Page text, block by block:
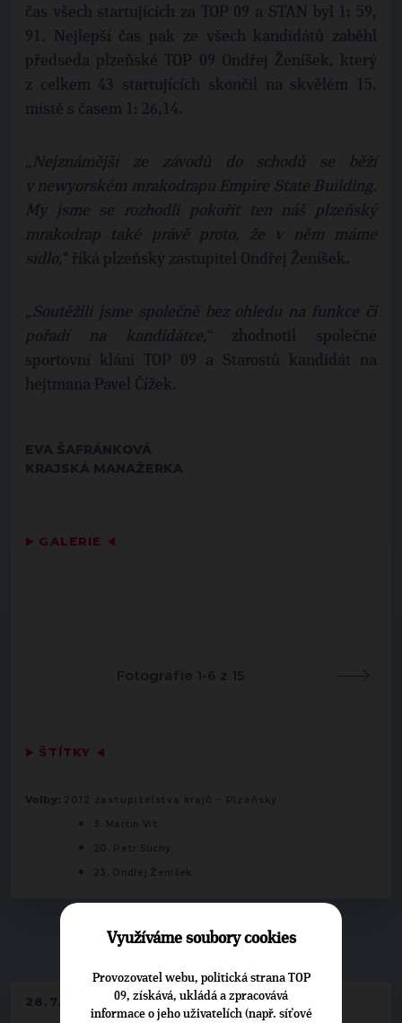
▶NEPŘEHLÉDNĚTE◀
28.7.2026
čas všech startujících za TOP 09 a STAN byl 1: 59,
91. Nejlepší čas pak ze všech kandidátů zaběhl
předseda plzeňské TOP 09 Ondřej Ženíšek, který
z celkem 43 startujících skončil na skvělém 15.
místě s časem 1: 26,14.
„ Nejznámější ze závodů do schodů se běží
v newyorském mrakodrapu Empire State Building.
My jsme se rozhodli pokořit ten náš plzeňský
mrakodrap také právě proto, že v něm máme
sídlo,“ říká plzeňský zastupitel Ondřej Ženíšek.
„ Soutěžili jsme společně bez ohledu na funkce či
pořadí na kandidátce,“ zhodnotil společné
sportovní klání TOP 09 a Starostů kandidát na
hejtmana Pavel Čížek.
EVA ŠAFRÁNKOVÁ
KRAJSKÁ MANAŽERKA
▶ GALERIE ◀
Fotografie 1-6 z 15
▶ ŠTÍTKY ◀
Volby: 2012 zastupitelstva krajů - Plzeňský
3. Martin Vít
20. Petr Suchý
23. Ondřej Ženíšek
Využíváme soubory cookies
Provozovatel webu, politická strana TOP
09, získává, ukládá a zpracovává
informace o jeho uživatelích (např. síťové